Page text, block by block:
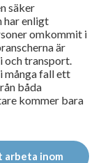
säker
har enligt
omkommit i
är
och transport.
många fall ett
båda
kommer bara
arbeta inom